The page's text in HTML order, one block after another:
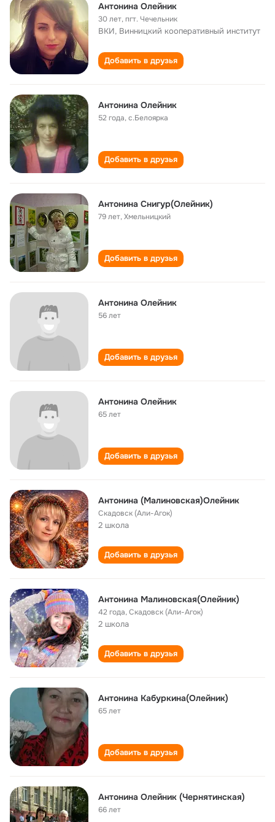
Антонина Олейник
30 лет,пгт. Чечельник
ВКИ, Винницкий кооперативный институт
Добавить в друзья
Антонина Олейник
52 года,с.Белоярка
Добавить в друзья
Антонина Снигур(Олейник)
79 лет,Хмельницкий
Добавить в друзья
Антонина Олейник
56 лет
Добавить в друзья
Антонина Олейник
65 лет
Добавить в друзья
Антонина (Малиновская)Олейник
Скадовск (Али-Агок)
2 школа
Добавить в друзья
Антонина Малиновская(Олейник)
42 года,Скадовск (Али-Агок)
2 школа
Добавить в друзья
Антонина Кабуркина(Олейник)
65 лет
Добавить в друзья
Антонина Олейник (Чернятинская)
66 лет